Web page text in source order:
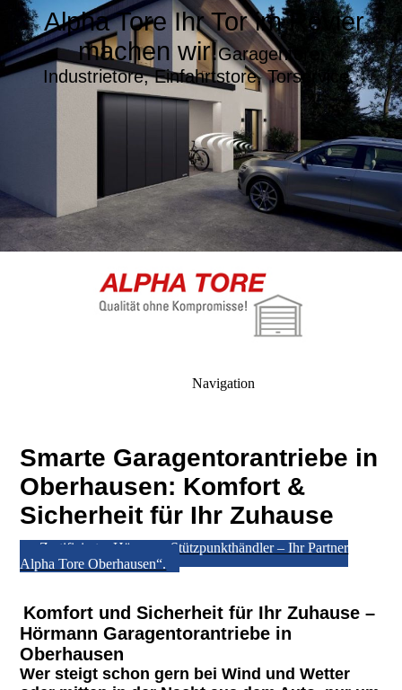
Alpha Tore Ihr Tor im Revier
machen wir!Garagentore,
Industrietore, Einfahrtstore, Torservice.
Navigation
Smarte Garagentorantriebe in
Oberhausen: Komfort &
Sicherheit für Ihr Zuhause
„Zertifizierter Hörmann Stützpunkthändler – Ihr Partner
Alpha Tore Oberhausen“.
Komfort und Sicherheit für Ihr Zuhause –
Hörmann Garagentorantriebe in
Oberhausen
Wer steigt schon gern bei Wind und Wetter